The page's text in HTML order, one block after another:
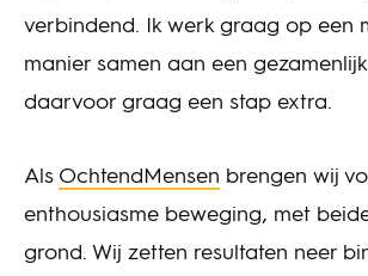
verbindend. Ik werk graag op een
manier samen aan een
daarvoor graag een stap extra.
Als OchtendMensen brengen wij vol
enthousiasme beweging, met
grond. Wij zetten resultaten neer